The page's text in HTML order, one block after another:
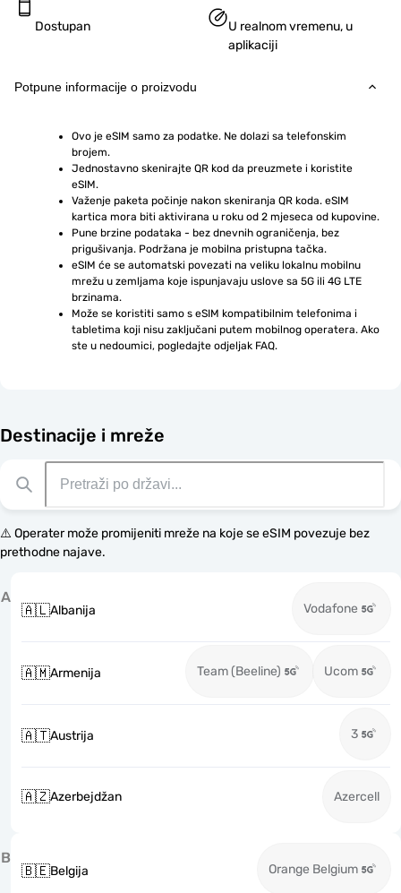
Dostupan
U realnom vremenu, u
aplikaciji
Potpune informacije o proizvodu
Ovo je eSIM samo za podatke. Ne dolazi sa telefonskim
brojem.
Jednostavno skenirajte QR kod da preuzmete i koristite
eSIM.
Važenje paketa počinje nakon skeniranja QR koda. eSIM
kartica mora biti aktivirana u roku od 2 mjeseca od kupovine.
Pune brzine podataka - bez dnevnih ograničenja, bez
prigušivanja. Podržana je mobilna pristupna tačka.
eSIM će se automatski povezati na veliku lokalnu mobilnu
mrežu u zemljama koje ispunjavaju uslove sa 5G ili 4G LTE
brzinama.
Može se koristiti samo s eSIM kompatibilnim telefonima i
tabletima koji nisu zaključani putem mobilnog operatera. Ako
ste u nedoumici, pogledajte odjeljak FAQ.
Destinacije i mreže
⚠️ Operater može promijeniti mreže na koje se eSIM povezuje bez
prethodne najave.
A
🇦🇱Albanija Vodafone
🇦🇲Armenija Team (Beeline) Ucom
🇦🇹Austrija 3
🇦🇿Azerbejdžan Azercell
B
🇧🇪Belgija Orange Belgium